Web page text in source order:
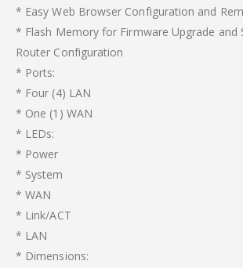
* Easy Web Browser Configuration and
* Flash Memory for Firmware Upgrade and
Router Configuration
* Ports:
* Four (4) LAN
* One (1) WAN
* LEDs:
* Power
* System
* WAN
* Link/ACT
* LAN
* Dimensions: